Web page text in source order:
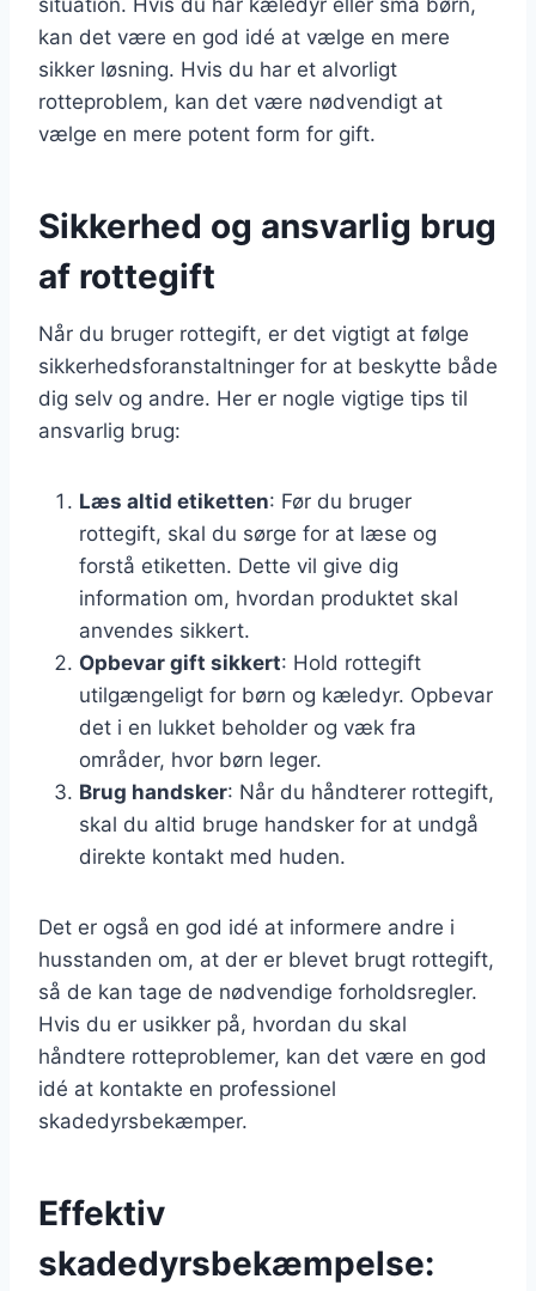
kan det være en god idé at vælge en mere
sikker løsning. Hvis du har et alvorligt
rotteproblem, kan det være nødvendigt at
vælge en mere potent form for gift.
Sikkerhed og ansvarlig brug
af rottegift
Når du bruger rottegift, er det vigtigt at følge
sikkerhedsforanstaltninger for at beskytte både
dig selv og andre. Her er nogle vigtige tips til
ansvarlig brug:
Læs altid etiketten: Før du bruger
rottegift, skal du sørge for at læse og
forstå etiketten. Dette vil give dig
information om, hvordan produktet skal
anvendes sikkert.
Opbevar gift sikkert: Hold rottegift
utilgængeligt for børn og kæledyr. Opbevar
det i en lukket beholder og væk fra
områder, hvor børn leger.
Brug handsker: Når du håndterer rottegift,
skal du altid bruge handsker for at undgå
direkte kontakt med huden.
Det er også en god idé at informere andre i
husstanden om, at der er blevet brugt rottegift,
så de kan tage de nødvendige forholdsregler.
Hvis du er usikker på, hvordan du skal
håndtere rotteproblemer, kan det være en god
idé at kontakte en professionel
skadedyrsbekæmper.
Effektiv
skadedyrsbekæmpelse: